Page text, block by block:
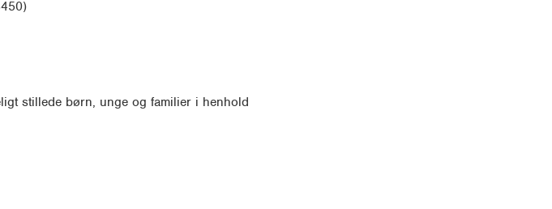
stillede børn, unge og familier i henhold